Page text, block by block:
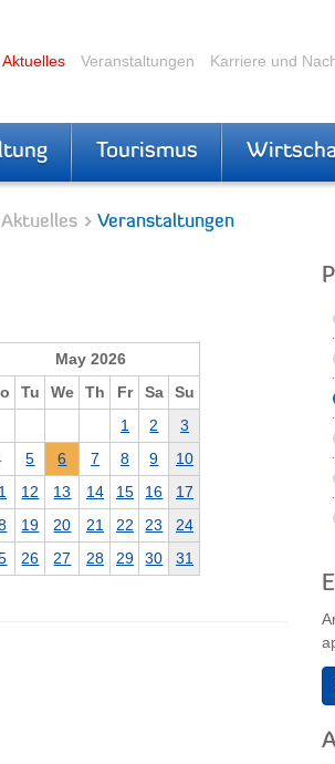
Veranstaltungen Karriere und
Tourismus
Veranstaltungen
May 2026
Tu We Th Fr Sa
Su
1
2
3
5 6 7 8 9
10
12 13 14 15 16
17
19 20 21 22 23
24
26 27 28 29 30 31